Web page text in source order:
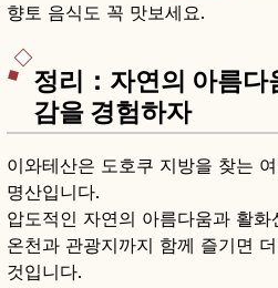
향토 음식도 꼭 맛보세요.
정리：자연의 아름다
감을 경험하자
이와테산은 도호쿠 지방을 찾는
명산입니다.
압도적인 자연의 아름다움과 활
온천과 관광지까지 함께 즐기면
것입니다.